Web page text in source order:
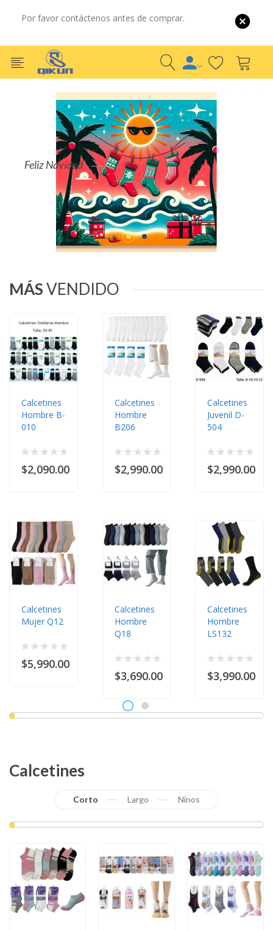
Por favor contáctenos antes de comprar.
Por Mayor
Por Detalle
COMPRAR AHORA
MÁSVENDIDO
Calcetines
Hombre B-
010
$2,090.00
Calcetines
Mujer Q12
$5,990.00
Calcetines
Hombre
B206
$2,990.00
Calcetines
Hombre
Q18
$3,690.00
Calcetines
Juvenil D-
504
$2,990.00
Calcetines
Hombre
LS132
$3,990.00
Calcetines
Corto Largo Ninos